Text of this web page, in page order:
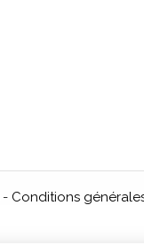
Conditions